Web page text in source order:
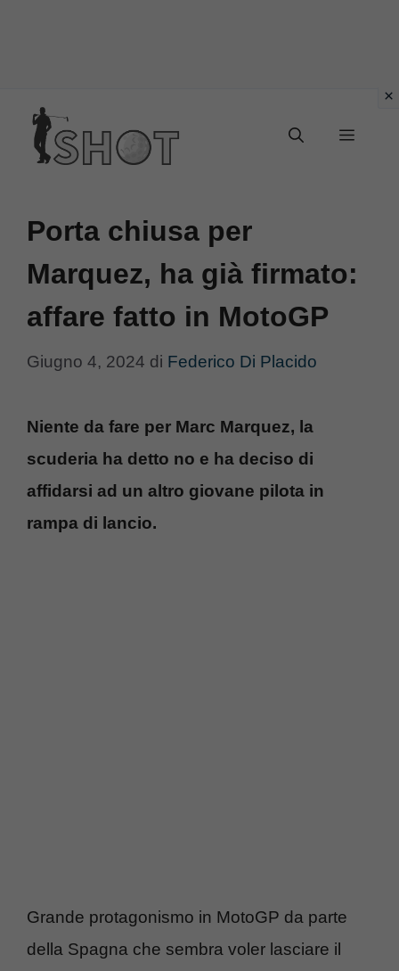
contenuto
Menu
Porta chiusa per
Marquez, ha già firmato:
affare fatto in MotoGP
Giugno 4, 2024 di Federico Di Placido
Niente da fare per Marc Marquez, la
scuderia ha detto no e ha deciso di
affidarsi ad un altro giovane pilota in
rampa di lancio.
Grande protagonismo in MotoGP da parte
della Spagna che sembra voler lasciare il